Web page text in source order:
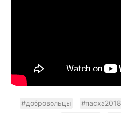
#добровольцы #пасха2018